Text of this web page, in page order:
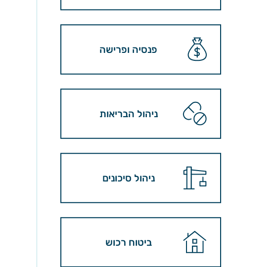
פנסיה ופרישה
ניהול הבריאות
ניהול סיכונים
ביטוח רכוש